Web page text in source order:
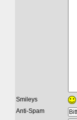
Smileys
Anti-Spam